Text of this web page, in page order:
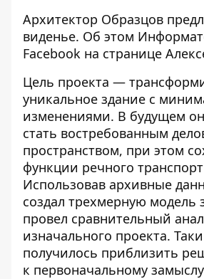
Архитектор Образцов
виденье. Об этом
Facebook на странице
Цель проекта —
уникальное здание с
изменениями. В будущем
стать востребованным
пространством, при этом
функции речного
Использовав архивные
создал трехмерную модель
провел сравнительный
изначального проекта.
получилось приблизить
к первоначальному